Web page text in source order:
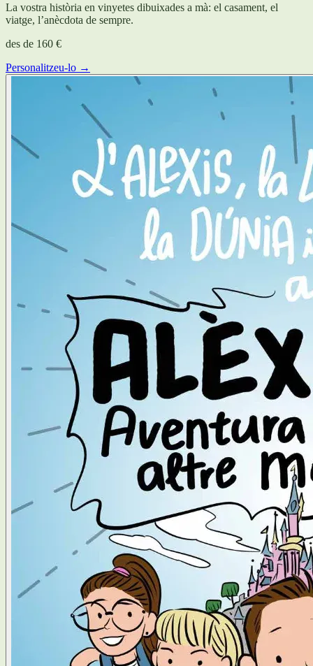
La vostra història en vinyetes dibuixades a mà: el casament, el
viatge, l’anècdota de sempre.
des de 160 €
Personalitzeu-lo →